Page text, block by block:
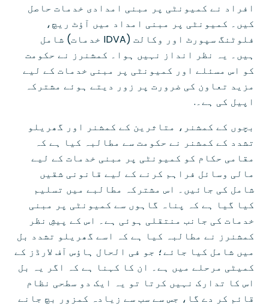
افراد نے کمیونٹی پر مبنی امدادی خدمات حاصل
کیں۔ کمیونٹی پر مبنی امداد میں آؤٹ ریچ،
فلوٹنگ سپورٹ اور وکالت (IDVA خدمات) شامل
ہیں۔ یہ نظر انداز نہیں ہوا۔ کمشنرز نے حکومت
کو اس مسئلے اور کمیونٹی پر مبنی خدمات کے لیے
مزید تعاون کی ضرورت پر زور دیتے ہوئے مشترکہ
اپیل کی ہے۔.
بچوں کے کمشنر، متاثرین کے کمشنر اور گھریلو
تشدد کے کمشنر نے حکومت سے مطالبہ کیا ہے کہ
مقامی حکام کو کمیونٹی پر مبنی خدمات کے لیے
مالی وسائل فراہم کرنے کے لیے قانونی شقیں
شامل کی جائیں۔ اس مشترکہ مطالبے میں تسلیم
کیا گیا ہے کہ پناہ گاہوں سے کمیونٹی پر مبنی
خدمات کی جانب منتقلی ہوئی ہے۔ اس کے پیشِ نظر
کمشنرز نے مطالبہ کیا ہے کہ اسے گھریلو تشدد بل
میں شامل کیا جائے؛ جو فی الحال ہاؤس آف لارڈز کے
کمیٹی مرحلے میں ہے۔ ان کا کہنا ہے کہ اگر یہ بل
اس کا تدارک نہیں کرتا تو یہ ایک دو سطحی نظام
قائم کر دے گا، جس سے سب سے زیادہ کمزور بچ جانے